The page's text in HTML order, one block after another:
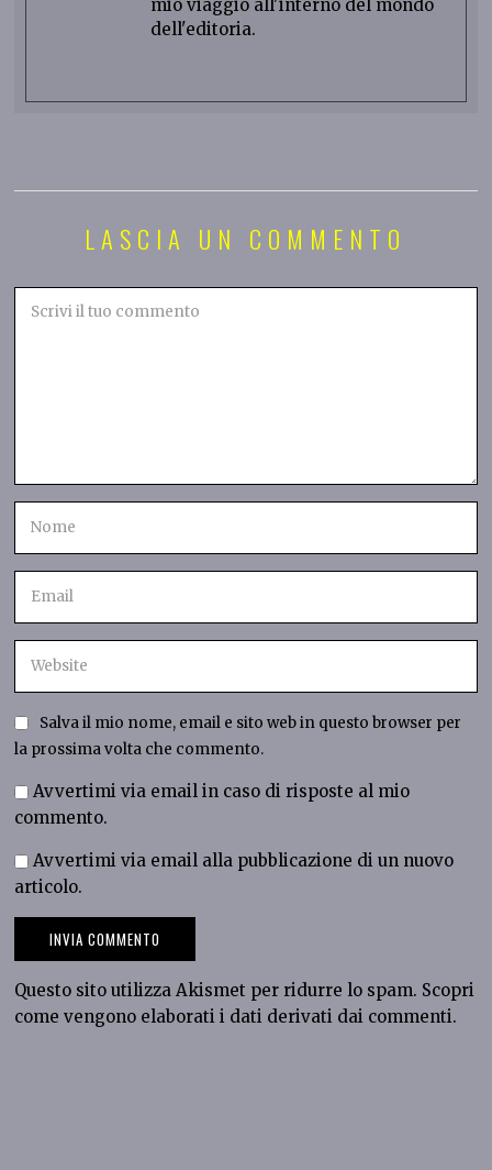
mio viaggio all'interno del mondo
dell'editoria.
LASCIA UN COMMENTO
Salva il mio nome, email e sito web in questo browser per
la prossima volta che commento.
Avvertimi via email in caso di risposte al mio
commento.
Avvertimi via email alla pubblicazione di un nuovo
articolo.
Questo sito utilizza Akismet per ridurre lo spam. Scopri
come vengono elaborati i dati derivati dai commenti.